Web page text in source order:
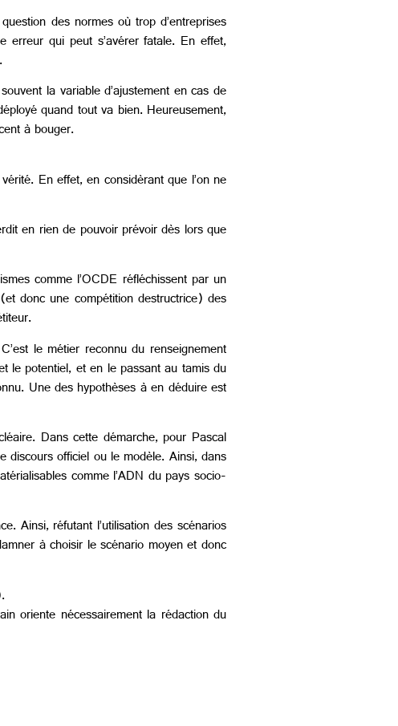
des normes où trop d’entreprises
erreur qui peut s’avérer fatale. En effet,
la variable d’ajustement en cas de
quand tout va bien. Heureusement,
à bouger.
En effet, en considèrant que l’on ne
en rien de pouvoir prévoir dès lors que
comme l’OCDE réfléchissent par un
donc une compétition destructrice) des
le métier reconnu du renseignement
le potentiel, et en le passant au tamis du
Une des hypothèses à en déduire est
Dans cette démarche, pour Pascal
discours officiel ou le modèle. Ainsi, dans
comme l’ADN du pays socio-
Ainsi, réfutant l’utilisation des scénarios
à choisir le scénario moyen et donc
oriente nécessairement la rédaction du